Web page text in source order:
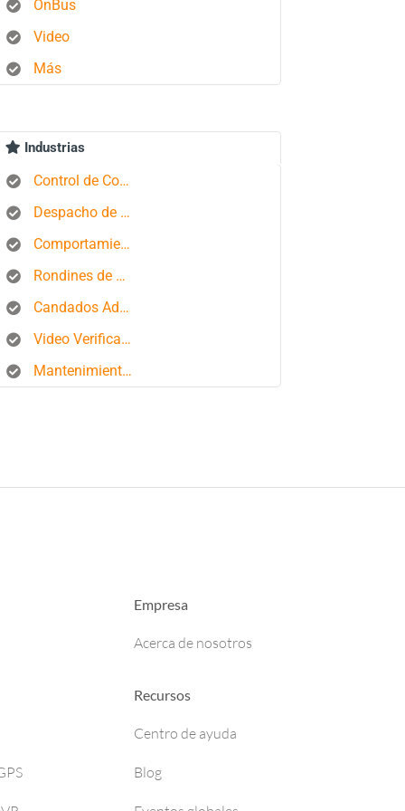
OnBus
Video
Más
Industrias
Control de Combustible
Despacho de Autobuses
Comportamiento del conductor
Rondines de Seguridad
Candados Aduaneros
Video Verificación
Mantenimiento de Flotas
Empresa
Acerca de nosotros
Recursos
Centro de ayuda
Blog